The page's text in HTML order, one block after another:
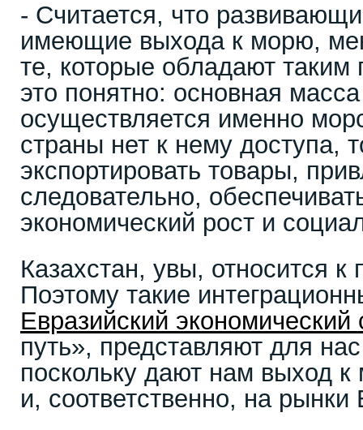
- Считается, что
имеющие выхода к морю,
те, которые обладают
это понятно: основная
осуществляется именно
страны нет к нему доступа,
экспортировать товары,
следовательно,
экономический рост и
Казахстан, увы, относится к
Поэтому такие
Евразийский экономический
путь», представляют для
поскольку дают нам выход
и, соответственно, на